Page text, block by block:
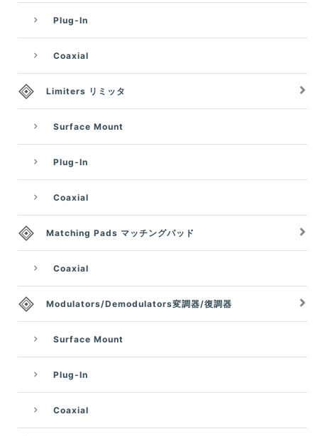
Plug-In
Coaxial
Limiters リミッタ
Surface Mount
Plug-In
Coaxial
Matching Pads マッチングパッド
Coaxial
Modulators/Demodulators変調器/復調器
Surface Mount
Plug-In
Coaxial